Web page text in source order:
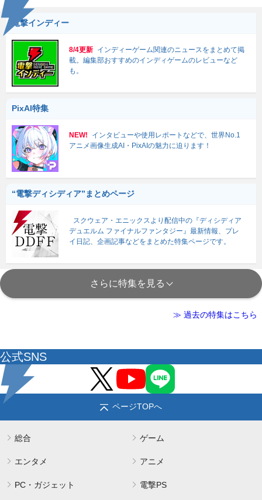
電撃インディー
8/4更新 インディーゲーム関連のニュースをまとめて掲
載。編集部おすすめのインディゲームのレビューなど
も。
PixAI特集
NEW!
インタビューや使用レポートなどで、世界No.1
アニメ画像生成AI・PixAIの魅力に迫ります！
“電撃ディシディア”まとめページ
スクウェア・エニックスより配信中の『ディシディア
デュエルム ファイナルファンタジー』最新情報、プレ
イ日記、企画記事などをまとめた特集ページです。
さらに特集を見る
≫ 過去の特集はこちら
公式SNS
ページTOPへ
総合 ゲーム
エンタメ アニメ
PC・ガジェット 電撃PS